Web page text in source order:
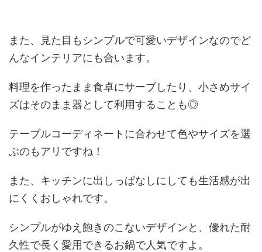
また、見た目もシンプルで可愛いデザインなのでど
んなインテリアにも合います。
料理を作ったまま食卓にサーブしたり、小さめサイ
ズはそのまま器として利用することも◎
テーブルコーディネートに合わせて色やサイズを選
ぶのもアリですね！
また、キッチンに出しっぱなしにしても生活感が出
にくくおしゃれです。
シンプルがゆえ飽きのこないデザインと、優れた耐
久性で長く愛用できるお鍋で人気ですよ。